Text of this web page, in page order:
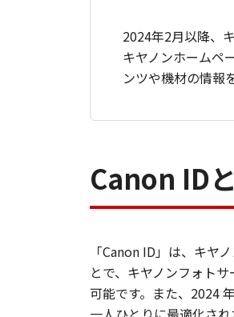
2024年2月以降、
キヤノンホームペ
ンツや機材の情報
Canon ID
「Canon ID」は、キヤ
とで、キヤノンフォト
可能です。また、2024